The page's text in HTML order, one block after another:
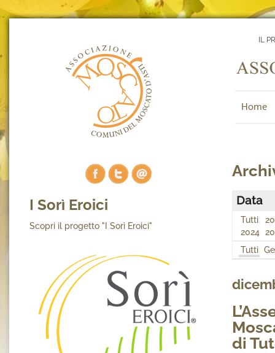
IL
Home
I Sorì Eroici
Scopri il progetto "I Sorì Eroici"
Data
Tutti
2024
Tutti
di